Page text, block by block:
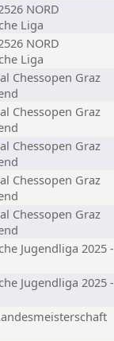
NORD
Liga
NORD
Liga
Chessopen Graz
Chessopen Graz
Chessopen Graz
Chessopen Graz
Chessopen Graz
Jugendliga 2025 -
Jugendliga 2025 -